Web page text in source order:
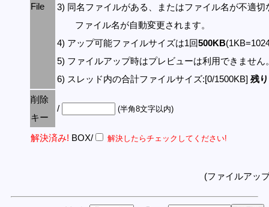
File
3) 同名ファイルがある、またはファイル名が不適切
ファイル名が自動変更されます。
4) アップ可能ファイルサイズは1回500KB
5) ファイルアップ時はプレビューは利用できません
6) スレッド内の合計ファイルサイズ:[0/1500KB] 残
削除
キー
/ (半角8文字以内)
解決済み! BOX/ 解決したらチェックしてください!
(ファイルアッ